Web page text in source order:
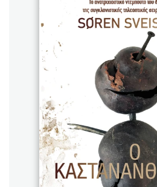
Χάρης Πολίτης
Καθρέφτης
Sebastian Fitzek